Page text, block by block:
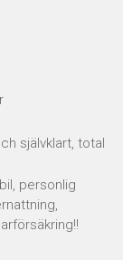
självklart, total
personlig